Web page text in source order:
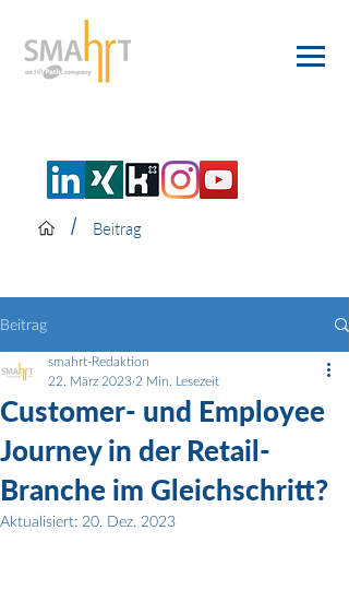
/ Beitrag
Beitrag
Customer- und Employee
Journey in der Retail-
Branche im Gleichschritt?
smahrt-Redaktion
22. März 2023 2 Min. Lesezeit
Aktualisiert: 20. Dez. 2023